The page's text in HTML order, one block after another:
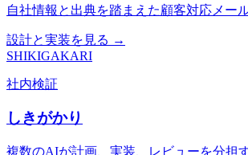
自社情報と出典を踏まえた顧客対応メー
設計と実装を見る →
SHIKIGAKARI
社内検証
しきがかり
複数のAIが計画、実装、レビューを分担